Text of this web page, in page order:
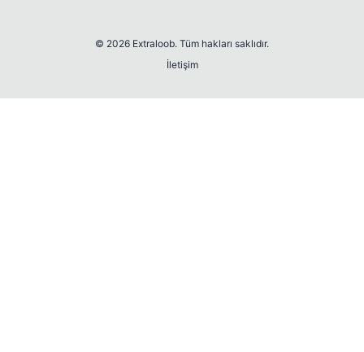
© 2026 Extraloob. Tüm hakları saklıdır.
İletişim